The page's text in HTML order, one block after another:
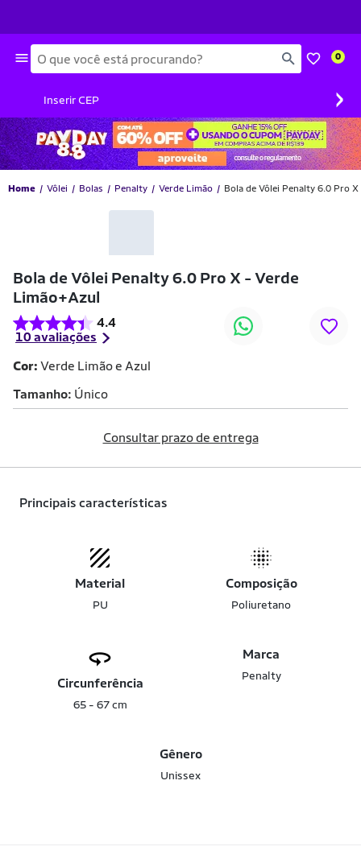
Busca 0
Inserir CEP ›
Home Vôlei Bolas Penalty Verde Limão Bola de Vôlei Penalty 6.0 Pro
Bola de Vôlei Penalty 6.0 Pro X - Verde
Limão+Azul
4.4
10 avaliações
-17% OFF
Cor: Verde Limão e Azul
Tamanho Único
Consultar prazo de entrega
Principais características
Material
PU
Composição
Poliuretano
Circunferência
65 - 67 cm
Marca
Penalty
Gênero
Unissex